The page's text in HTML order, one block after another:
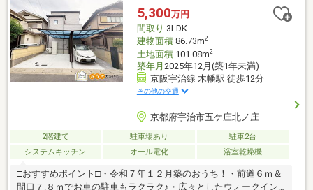
00～20：00（火曜日・水曜日定休日※祝日は営業）事前にご連絡
いただけますと、スムーズにご案内が可能です。ご連絡お待ちし
ております！
5,300万円
間取り 3LDK
建物面積86.73m2
土地面積101.08m2
築年月 2025年12月(築1年未満)
京阪宇治線 木幡駅 徒歩12分
その他の交通
京都府宇治市五ケ庄北ノ庄
2階建て 駐車場あり
駐車2台
システムキッチン
オール電化 浴室乾燥機
□おすすめポイント□・令和７年１２月築のおうち！・前道６ｍ＆
間口７.８ｍでお車の駐車もラクラク♪・広々としたウォークイン